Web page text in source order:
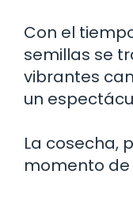
Con el
semillas se
vibrantes
un
La cosecha,
momento